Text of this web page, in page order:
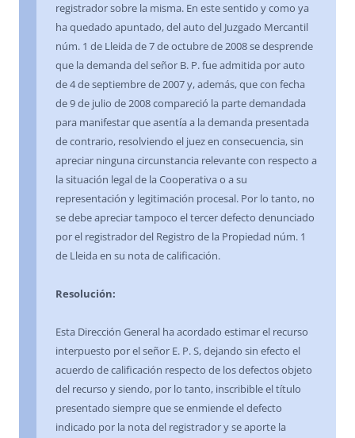
registrador sobre la misma. En este sentido y como ya
ha quedado apuntado, del auto del Juzgado Mercantil
núm. 1 de Lleida de 7 de octubre de 2008 se desprende
que la demanda del señor B. P. fue admitida por auto
de 4 de septiembre de 2007 y, además, que con fecha
de 9 de julio de 2008 compareció la parte demandada
para manifestar que asentía a la demanda presentada
de contrario, resolviendo el juez en consecuencia, sin
apreciar ninguna circunstancia relevante con respecto a
la situación legal de la Cooperativa o a su
representación y legitimación procesal. Por lo tanto, no
se debe apreciar tampoco el tercer defecto denunciado
por el registrador del Registro de la Propiedad núm. 1
de Lleida en su nota de calificación.
Resolución:
Esta Dirección General ha acordado estimar el recurso
interpuesto por el señor E. P. S, dejando sin efecto el
acuerdo de calificación respecto de los defectos objeto
del recurso y siendo, por lo tanto, inscribible el título
presentado siempre que se enmiende el defecto
indicado por la nota del registrador y se aporte la